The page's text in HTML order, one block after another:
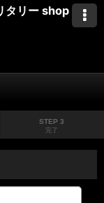
タリー shop
STEP 3
完了